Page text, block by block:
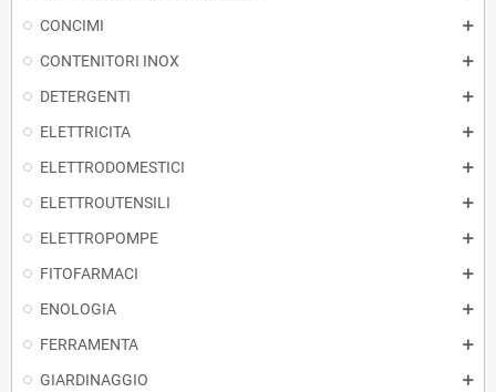
CONCIMI
CONTENITORI INOX
DETERGENTI
ELETTRICITA
ELETTRODOMESTICI
ELETTROUTENSILI
ELETTROPOMPE
FITOFARMACI
ENOLOGIA
FERRAMENTA
GIARDINAGGIO